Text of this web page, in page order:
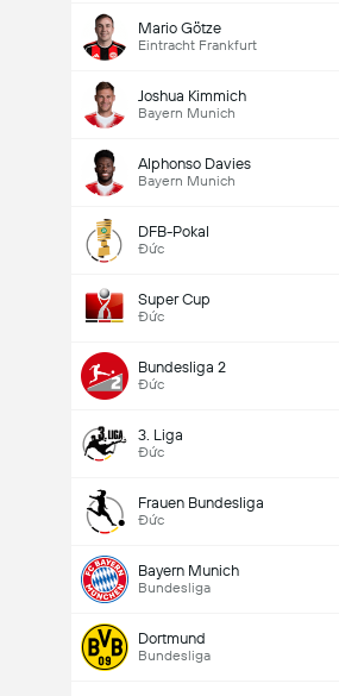
Mario Götze
Eintracht Frankfurt
Joshua Kimmich
Bayern Munich
Alphonso Davies
Bayern Munich
DFB-Pokal
Đức
Super Cup
Đức
Bundesliga 2
Đức
3. Liga
Đức
Frauen Bundesliga
Đức
Bayern Munich
Bundesliga
Dortmund
Bundesliga